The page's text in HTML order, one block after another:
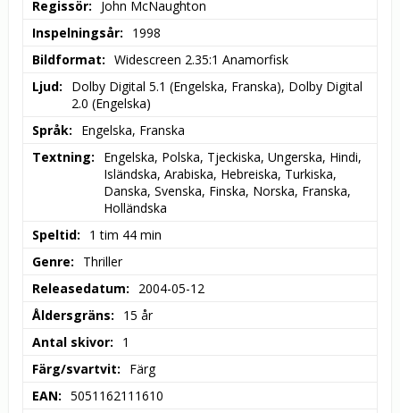
Regissör
John McNaughton
Inspelningsår
1998
Bildformat
Widescreen 2.35:1 Anamorfisk
Ljud
Dolby Digital 5.1 (Engelska, Franska), Dolby Digital
2.0 (Engelska)
Språk
Engelska, Franska
Textning
Engelska, Polska, Tjeckiska, Ungerska, Hindi,
Isländska, Arabiska, Hebreiska, Turkiska,
Danska, Svenska, Finska, Norska, Franska,
Holländska
Speltid
1 tim 44 min
Genre
Thriller
Releasedatum
2004-05-12
Åldersgräns
15 år
Antal skivor
1
Färg/svartvit
Färg
EAN
5051162111610